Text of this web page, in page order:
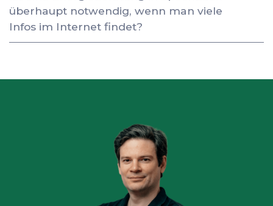
überhaupt notwendig, wenn man viele
Infos im Internet findet?